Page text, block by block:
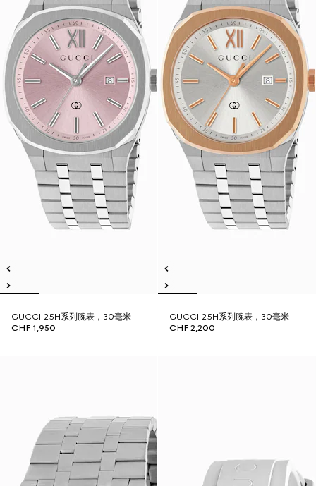
GUCCI 25H系列腕表，30毫米
CHF 1,950
GUCCI 25H系列腕表，30毫米
CHF 2,200